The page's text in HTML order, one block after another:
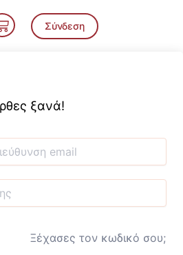
Σύνδεση
ξανά!
Ξέχασες τον κωδικό σου;